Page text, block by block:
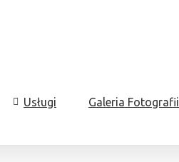
Usługi Galeria Fotografii